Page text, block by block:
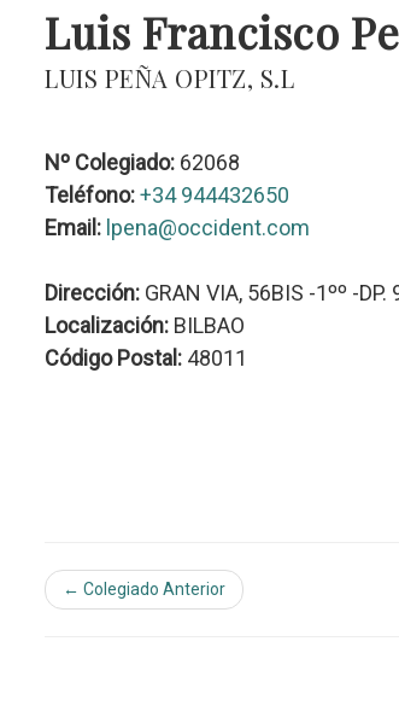
Luis Francisco
LUIS PEÑA OPITZ, S.L
Nº Colegiado: 62068
Teléfono:+34 944432650
Email: lpena@occident.com
Dirección: GRAN VIA, 56BIS -1ºº -DP.
Localización: BILBAO
Código Postal: 48011
← Colegiado Anterior